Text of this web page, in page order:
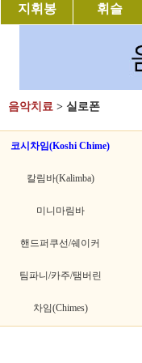
지휘봉 휘슬
음악치료 > 실로폰
코시차임(Koshi Chime)
칼림바(Kalimba)
미니마림바
핸드퍼쿠선/쉐이커
팀파니/카주/탬버린
차임(Chimes)